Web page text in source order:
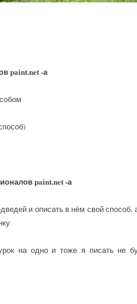
paint.net -а
paint.net -а
и описать в нём свой способ,
на одно и тоже я писать не